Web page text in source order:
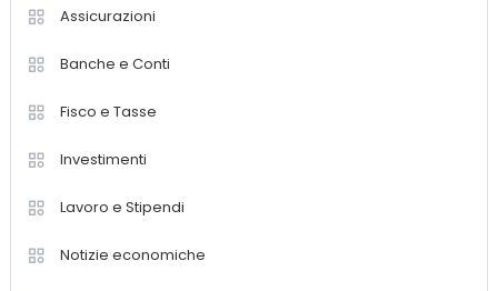
Assicurazioni
Banche e Conti
Fisco e Tasse
Investimenti
Lavoro e Stipendi
Notizie economiche